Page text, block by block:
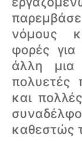
νόμους
φορές
άλλη μια
πολυετές
και
καθεστώς